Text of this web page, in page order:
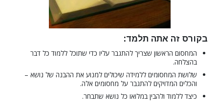
בקורס זה אתה תלמד:
המחסום הראשון שצריך להתגבר עליו כדי שתוכל ללמוד כל דבר
בהצלחה.
שלושת המחסומים ללמידה שיכולים למנוע את ההבנה של נושא –
והכלים המדויקים להתגבר על מחסומים אלה.
כיצד ללמוד ולהבין במלואו כל נושא שתבחר.